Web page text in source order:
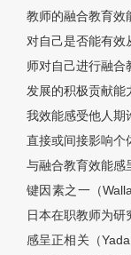
教师的融合教育效
对自己是否能有效
师对自己进行融合
发展的积极贡献能
我效能感受他人期
直接或间接影响个
与融合教育效能感
键因素之一（
日本在职教师为
感呈正相关（